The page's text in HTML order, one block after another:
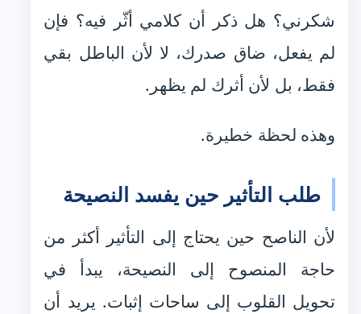
شكرني؟ هل ذكر أن كلامي أثّر فيه؟ فإن
لم يفعل، ضاق صدرك، لا لأن الباطل بقي
فقط، بل لأن أثرك لم يظهر.
وهذه لحظة خطيرة.
طلب التأثير حين يفسد النصيحة
لأن الناصح حين يحتاج إلى التأثير أكثر من
حاجة المنصوح إلى النصيحة، يبدأ في
تحويل القلوب إلى ساحات إثبات. يريد أن